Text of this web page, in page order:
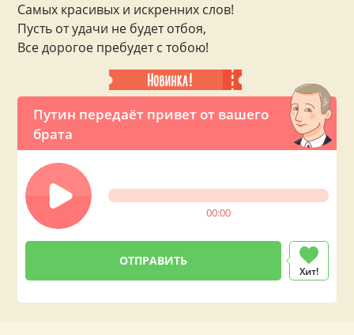
Путин передаёт привет от вашего
брата
00:00
Хит!
Самых красивых и искренних слов!
Пусть от удачи не будет отбоя,
Все дорогое пребудет с тобою!